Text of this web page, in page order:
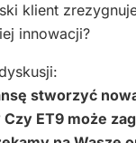
klient
innowacji?
stworzyć
ET9 może